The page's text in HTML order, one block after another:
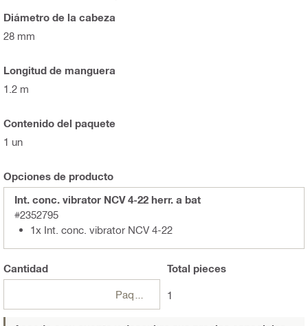
Diámetro de la cabeza
28 mm
Longitud de manguera
1.2 m
Contenido del paquete
1 un
Opciones de producto
Int. conc. vibrator NCV 4-22 herr. a bat
#2352795
1x Int. conc. vibrator NCV 4-22
Cantidad Total pieces
1